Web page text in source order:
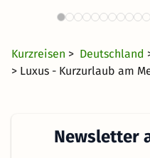
1651
Kurzreisen > Deutschland
> Luxus - Kurzurlaub am
Newsletter